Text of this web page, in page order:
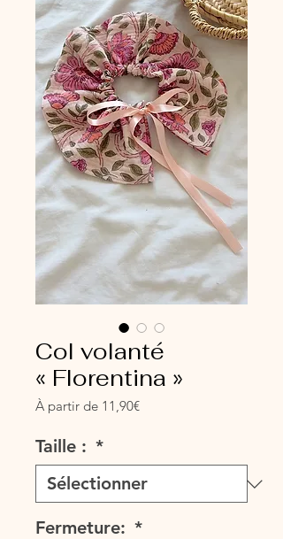
Col volanté
« Florentina »
À partir de 11,90€Prix
Taille : *
Fermeture: *